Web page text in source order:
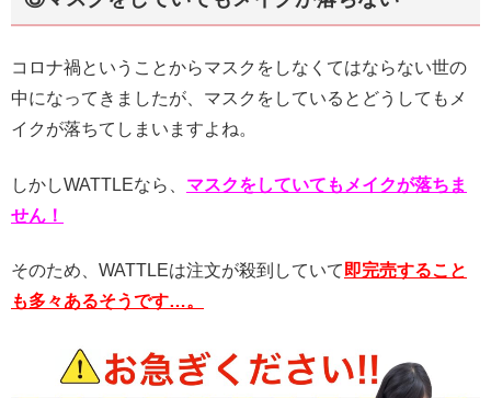
コロナ禍ということからマスクをしなくてはならない世の
中になってきましたが、マスクをしているとどうしてもメ
イクが落ちてしまいますよね。
しかしWATTLEなら、 マスクをしていてもメイクが落ちま
せん！
そのため、WATTLEは注文が殺到していて 即完売すること
も多々あるそうです…。